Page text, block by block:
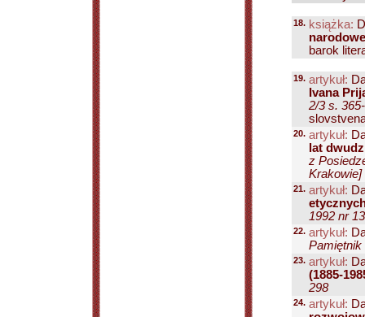
18. książka:
barok
19. artykuł:
Ivana
2/3 s.
20. artykuł:
lat
z
Krakowie]
21. artykuł:
1992 nr
22. artykuł:
Pamiętnik
23. artykuł:
(1885-
298
24. artykuł: